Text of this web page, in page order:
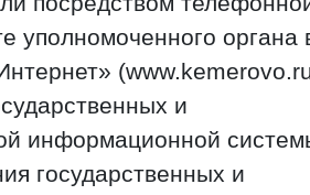
уполномоченного органа
и
информационной
государственных и